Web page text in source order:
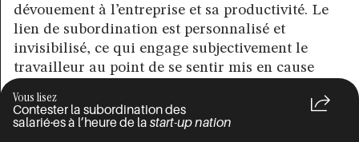
Vous lisez
Contester la subordination des
salarié·es à l’heure de la start-up nation
dévouement à l’entreprise et sa productivité. Le
lien de subordination est personnalisé et
invisibilisé, ce qui engage subjectivement le
travailleur au point de se sentir mis en cause
identité professionnelle. Tous les problèmes de
management, les risques psycho-sociaux ou les